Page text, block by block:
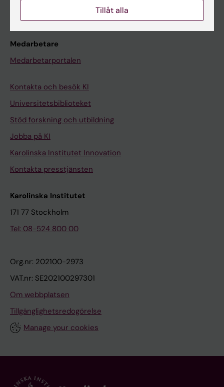
Medarbetare
Medarbetarportalen
Kontakta och besök KI
Universitetsbiblioteket
Stöd forskning och utbildning
Jobba på KI
Karolinska Institutet Innovation
Kontakta presstjänsten
Karolinska Institutet
171 77 Stockholm
Tel: 08-524 800 00
Org.nr: 202100-2973
VAT.nr: SE202100297301
Om webbplatsen
Tillgänglighetsredogörelse
Manage your cookies
Tillåt alla